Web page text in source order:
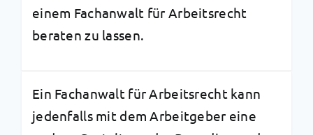
einem Fachanwalt für Arbeitsrecht
beraten zu lassen.
Ein Fachanwalt für Arbeitsrecht kann
jedenfalls mit dem Arbeitgeber eine